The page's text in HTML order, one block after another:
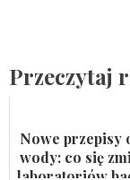
Przeczytaj
Nowe przepisy
wody: co się
laboratoriów